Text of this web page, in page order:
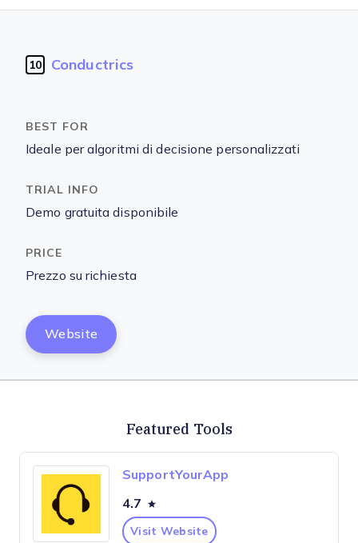
10 Conductrics
Ideale per algoritmi di decisione personalizzati
Demo gratuita disponibile
Prezzo su richiesta
Website
Featured Tools
SupportYourApp
4.7
Visit Website